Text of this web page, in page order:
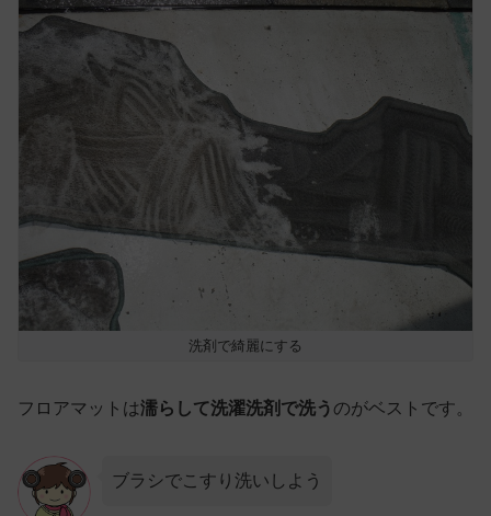
洗剤で綺麗にする
フロアマットは濡らして洗濯洗剤で洗う のがベストです。
ブラシでこすり洗いしよう